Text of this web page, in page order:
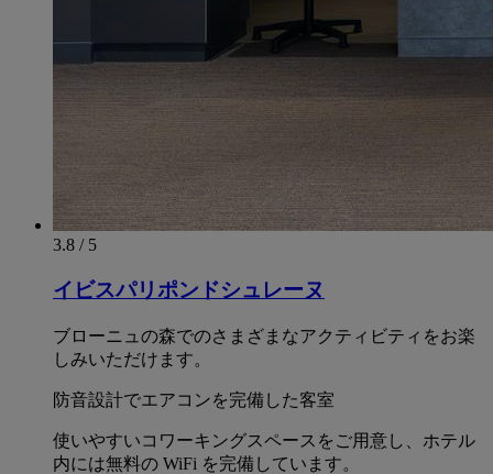
3.8 / 5
イビスパリポンドシュレーヌ
ブローニュの森でのさまざまなアクティビティをお楽
しみいただけます。
防音設計でエアコンを完備した客室
使いやすいコワーキングスペースをご用意し、ホテル
内には無料の WiFi を完備しています。